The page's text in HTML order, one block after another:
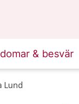
& besvär
Lund